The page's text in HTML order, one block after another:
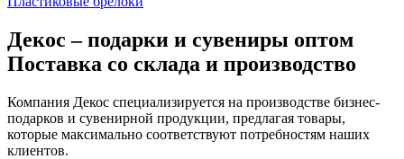
Декос – подарки и сувениры оптом
Поставка со склада и производство
Компания Декос специализируется на производстве бизнес-
подарков и сувенирной продукции, предлагая товары,
которые максимально соответствуют потребностям наших
клиентов.